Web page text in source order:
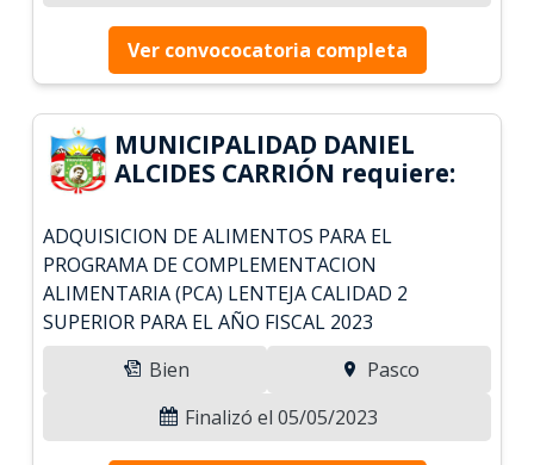
Ver convococatoria completa
MUNICIPALIDAD DANIEL
ALCIDES CARRIÓN requiere:
ADQUISICION DE ALIMENTOS PARA EL
PROGRAMA DE COMPLEMENTACION
ALIMENTARIA (PCA) LENTEJA CALIDAD 2
SUPERIOR PARA EL AÑO FISCAL 2023
Bien
Pasco
Finalizó el 05/05/2023